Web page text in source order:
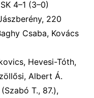
4–1 (3–0)
220
Csaba, Kovács
Hevesi-Tóth,
Albert Á.
T., 87.),